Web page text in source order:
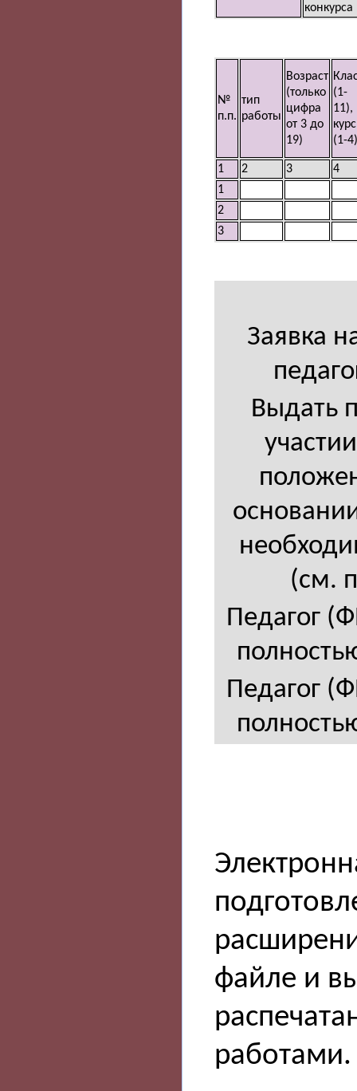
конкурса
№
п.п.
тип
работы
Возраст
(только
цифра
от 3 до
19)
(1-
11),
курс
(1-4)
1 2 3
4
1
2
3
Заявка
Выдать
(см.
Педагог
Педагог
файле и
работами.